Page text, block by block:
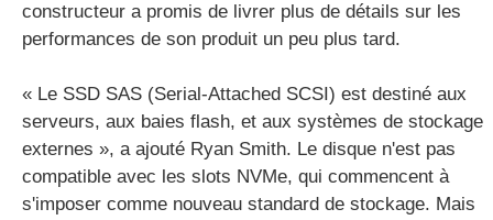
constructeur a promis de livrer plus de détails sur les
performances de son produit un peu plus tard.
« Le SSD SAS (Serial-Attached SCSI) est destiné aux
serveurs, aux baies flash, et aux systèmes de stockage
externes », a ajouté Ryan Smith. Le disque n'est pas
compatible avec les slots NVMe, qui commencent à
s'imposer comme nouveau standard de stockage. Mais